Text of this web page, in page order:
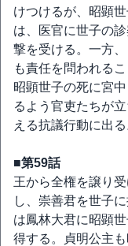
けつけるが、昭顕
は、医官に世子の
撃を受ける。一方
も責任を問われる
昭顕世子の死に宮
るよう官吏たちが
える抗議行動に出る
■第59話
王から全権を譲り
し、崇善君を世子
は鳳林大君に昭顕
得する。貞明公主